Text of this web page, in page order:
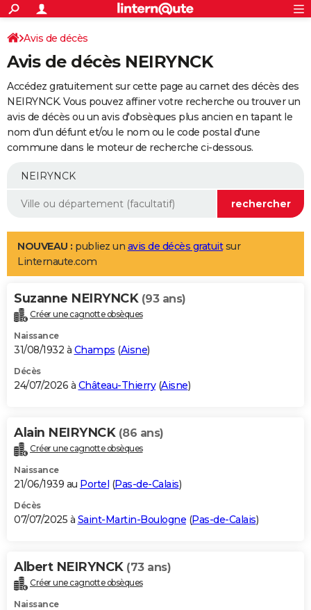
ACTUALITÉS
Politique
Société
Faits Divers
Education
Monde
Villes
+
SPORT
Coupe du monde 2026
Football
Tennis
Cyclisme
Rugby
Forum
Programme TV
TNT
Streaming
Cinéma
Sorties cinéma
Musique
+
FINANCE
Retraite
Epargne
Immobilier
Risques naturels par ville
Banque
Assurance
AUTO
Essais
Réserver un essai
Citadines
Berlines
SUV
Forum auto
+
Mobiles
Meilleur smartphone
Internet
Ordinateurs
Jeux vidéo
Guide high-tech
Aménagement intérieur
LIFESTYLE
Art de vivre
Bien-être
Loisirs
Mode
Modes de vie
Alimentation
Guide de la santé
Maladies
Médicaments
Sommeil
VOYAGE
Destinations
City break
Voyage nature
Voyage de noces
Forum
Climat
+PHOTO
GUIDES D'ACHAT
BONS PLANS
Carte de Noël
Carte Bonne année
Carte Saint-Valentin
Carte Pâques
Carte d'anniversaire
DICTIONNAIRE
Dictionnaire
Biographies
Citations
Expressions
Proverbes
PROGRAMME TV
S'inscrire
Se connecter
Lycées
Collèges
Primaires
Universités
Entreprises
Service militaire
Avis de recherche
AVIS DE DÉCÈS
Bricolage
Lifestyle
Culture
Sport
Auto
Television
Voyage
Cinema
Avis de décès
Avis de décès NEIRYNCK
Accédez gratuitement sur cette page au carnet des décès des
NEIRYNCK. Vous pouvez affiner votre recherche ou trouver un
avis de décès ou un avis d'obsèques plus ancien en tapant le
nom d'un défunt et/ou le nom ou le code postal d'une
commune dans le moteur de recherche ci-dessous.
NOUVEAU : publiez un avis de décès gratuitsur
Linternaute.com
Suzanne NEIRYNCK (93 ans)
Créer une cagnotte obsèques
Naissance
31/08/1932 à Champs (Aisne)
Décès
24/07/2026 à Château-Thierry(Aisne)
Alain NEIRYNCK (86 ans)
Créer une cagnotte obsèques
Naissance
21/06/1939 au Portel (Pas-de-Calais)
Décès
07/07/2025 à Saint-Martin-Boulogne (Pas-de-Calais)
Albert NEIRYNCK (73 ans)
Créer une cagnotte obsèques
Naissance